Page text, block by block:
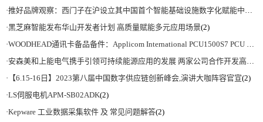
·推好品牌观察：西门子在沪设立其中国首个智能基础设施数字化赋能中心
·黑芝麻智能发布华山开发者计划 高质量赋能多元应用场景(2)
·WOODHEAD通讯卡备品备件：Applicom International PCU1500S7 PCU 1500 S7 V4.5.0
·安森美和上能电气携手引领可持续能源应用的发展 两家公司合作开发高性能储能和太阳能组串式逆变器方案 以实现可持续的未来
· 【6.15-16日】2023第八届中国数字供应链创新峰会,演讲大咖阵容官宣(2)
·LS伺服电机APM-SB02ADK(2)
·Kepware 工业数据采集软件 及 常见问题解答(2)